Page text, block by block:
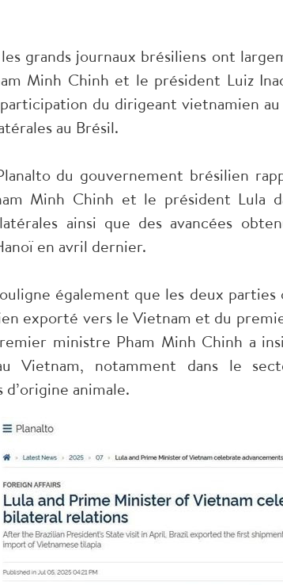
grands journaux brésiliens ont
Minh Chinh et le président Luiz
du dirigeant vietnamien
au Brésil.
du gouvernement brésilien
Minh Chinh et le président Lula
ainsi que des avancées
en avril dernier.
également que les deux
exporté vers le Vietnam et du
ministre Pham Minh Chinh a
Vietnam, notamment dans le
animale.